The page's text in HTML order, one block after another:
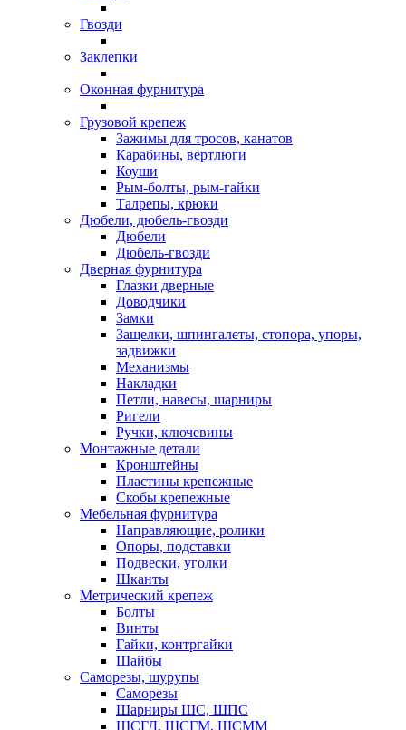
Гвозди
Заклепки
Оконная фурнитура
Грузовой крепеж
Зажимы для тросов, канатов
Карабины, вертлюги
Коуши
Рым-болты, рым-гайки
Талрепы, крюки
Дюбели, дюбель-гвозди
Дюбели
Дюбель-гвозди
Дверная фурнитура
Глазки дверные
Доводчики
Замки
Защелки, шпингалеты, стопора, упоры,
задвижки
Механизмы
Накладки
Петли, навесы, шарниры
Ригели
Ручки, ключевины
Монтажные детали
Кронштейны
Пластины крепежные
Скобы крепежные
Мебельная фурнитура
Направляющие, ролики
Опоры, подставки
Подвески, уголки
Шканты
Метрический крепеж
Болты
Винты
Гайки, контргайки
Шайбы
Саморезы, шурупы
Саморезы
Шарниры ШС, ШПС
ШСГД, ШСГМ, ШСММ